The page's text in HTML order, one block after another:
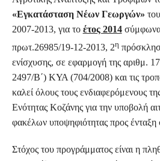
«Εγκατάσταση Νέων Γεωργών»
2007-2013, για το έτος 2014σύμφωνα
πρωτ.26985/19-12-2013, 2η
ενίσχυσης, σε εφαρμογή της αριθμ.
2497/Β΄) ΚΥΑ (704/2008) και τις
καλεί όλους τους ενδιαφερόμενους
Ενότητας Κοζάνης για την υποβολή
φακέλων υποψηφιότητας προς
Στόχος του προγράμματος είναι η